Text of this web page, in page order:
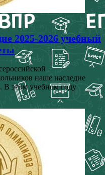
2025-2026 учебный
наше наследие
этом учебном году